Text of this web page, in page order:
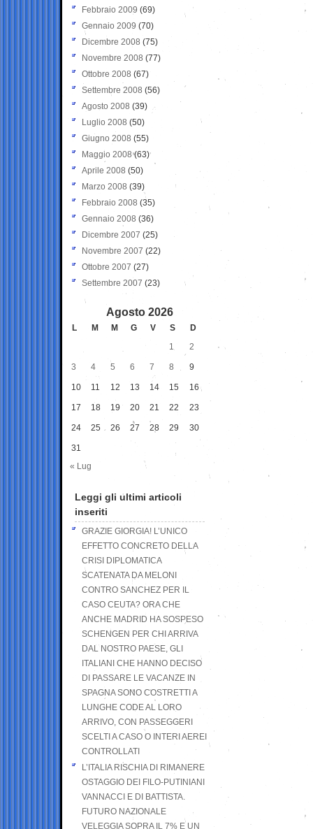
Febbraio 2009 (69)
Gennaio 2009 (70)
Dicembre 2008 (75)
Novembre 2008 (77)
Ottobre 2008 (67)
Settembre 2008 (56)
Agosto 2008 (39)
Luglio 2008 (50)
Giugno 2008 (55)
Maggio 2008(63)
Aprile 2008 (50)
Marzo 2008 (39)
Febbraio 2008 (35)
Gennaio 2008 (36)
Dicembre 2007 (25)
Novembre 2007 (22)
Ottobre 2007 (27)
Settembre 2007 (23)
Agosto 2026
L M M G V S
D
1
2
3 4 5 6 7 8 9
10 11 12 13 14 15 16
17 18 19 20 21 22 23
24 25 26 27 28 29 30
31
« Lug
Leggi gli ultimi articoli
inseriti
GRAZIE GIORGIA! L’UNICO
EFFETTO CONCRETO DELLA
CRISI DIPLOMATICA
SCATENATA DA MELONI
CONTRO SANCHEZ PER IL
CASO CEUTA? ORA CHE
ANCHE MADRID HA SOSPESO
SCHENGEN PER CHI ARRIVA
DAL NOSTRO PAESE, GLI
ITALIANI CHE HANNO DECISO
DI PASSARE LE VACANZE IN
SPAGNA SONO COSTRETTI A
LUNGHE CODE AL LORO
ARRIVO, CON PASSEGGERI
SCELTI A CASO O INTERI AEREI
CONTROLLATI
L’ITALIA RISCHIA DI RIMANERE
OSTAGGIO DEI FILO-PUTINIANI
VANNACCI E DI BATTISTA.
FUTURO NAZIONALE
VELEGGIA SOPRA IL 7% E UN